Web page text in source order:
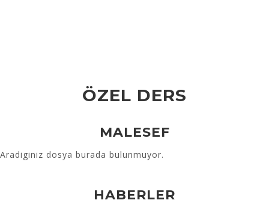
ÖZEL DERS
MALESEF
Aradiginiz dosya burada bulunmuyor.
HABERLER